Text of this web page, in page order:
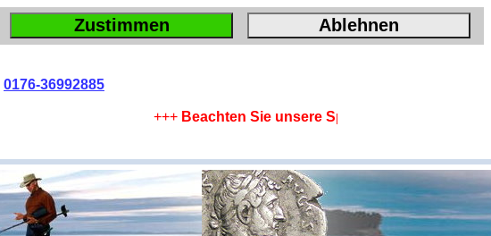
Zustimmen Ablehnen
0176-36992885
Beachten Sie unsere Sparangebote !